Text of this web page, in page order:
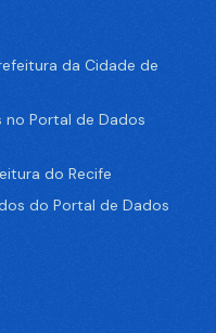
da Cidade de
no Portal de Dados
do Recife
do Portal de Dados